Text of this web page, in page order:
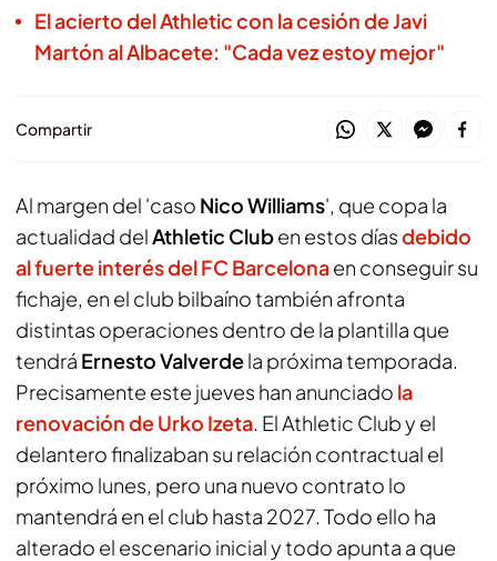
El acierto del Athletic con la cesión de Javi
Martón al Albacete: "Cada vez estoy mejor"
Compartir
Al margen del 'caso Nico Williams', que copa la
actualidad delAthletic Cluben estos díasdebido
al fuerte interés delFC Barcelonaen conseguir su
fichaje, en el club bilbaíno también afronta
distintas operaciones dentro de la plantilla que
tendrá Ernesto Valverdela próxima temporada.
Precisamente este jueves han anunciado la
renovación deUrko Izeta. El Athletic Club y el
delantero finalizaban su relación contractual el
próximo lunes, pero una nuevo contrato lo
mantendrá en el club hasta 2027. Todo ello ha
alterado el escenario inicial y todo apunta a que